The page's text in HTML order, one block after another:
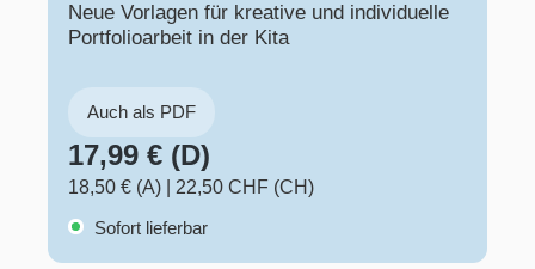
Neue Vorlagen für kreative und individuelle
Portfolioarbeit in der Kita
Auch als PDF
17,99 € (D)
18,50 € (A)
22,50 CHF (CH)
Sofort lieferbar